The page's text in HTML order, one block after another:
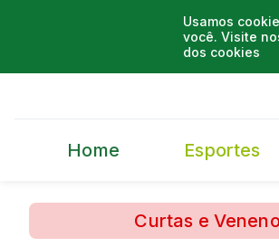
Usamos
você. Visite
dos cookies
Home Esportes
Curtas e